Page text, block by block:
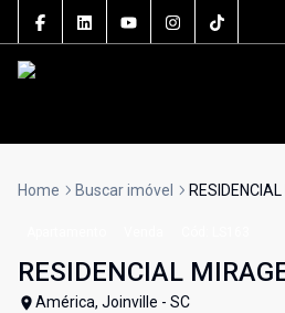
Home Buscar imóvel
RESIDENCIAL
América, Joinville - SC